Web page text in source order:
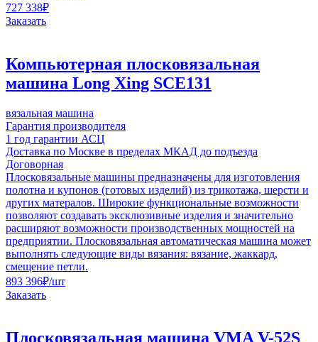
727 338₽
Заказать
Компьютерная плосковязальная
машина Long Xing SCE131
вязальная машина
Гарантия производителя
1 год гарантии АСЦ
Доставка по Москве в пределах МКАД до подъезда
Договорная
Плосковязальные машины предназначены для изготовления
полотна и купонов (готовых изделий) из трикотажа, шерсти и
других матералов. Широкие функциональные возможности
позволяют создавать эксклюзивные изделия и значительно
расширяют возможности производственных мощностей на
предприятии. Плосковязальная автоматическая машина может
выполнять следующие виды вязания: вязание, жаккард,
смещение петли.
893 396₽/шт
Заказать
Плосковязальная машина VMA V-52S